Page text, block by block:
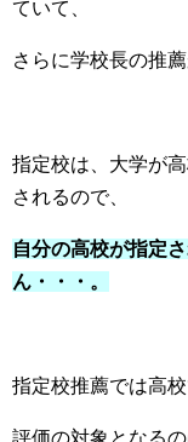
ていて、
さらに学校長の推
指定校は、大学が
されるので、
自分の高校が指定
ん・・・。
指定校推薦では高
評価の対象となるの